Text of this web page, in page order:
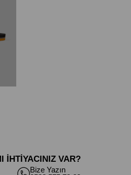
İHTİYACINIZ VAR?
Bize Yazın